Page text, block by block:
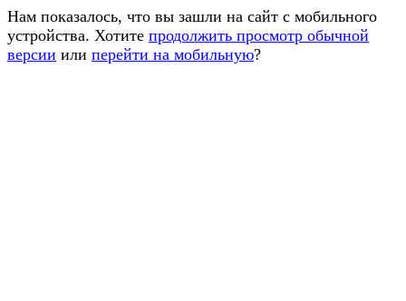
Нам показалось, что вы зашли на сайт с мобильного
устройства. Хотите продолжить просмотр обычной
версии или перейти на мобильную?